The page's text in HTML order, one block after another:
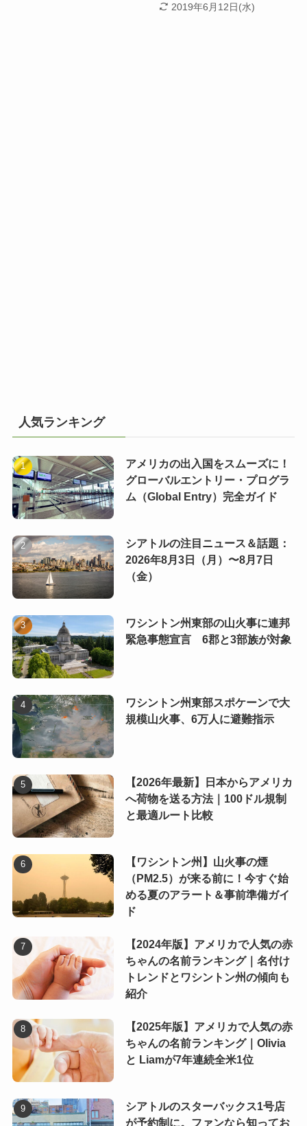
2019年6月12日(水)
人気ランキング
アメリカの出入国をスムーズに！
グローバルエントリー・プログラ
ム（Global Entry）完全ガイド
シアトルの注目ニュース＆話題：
2026年8月3日（月）〜8月7日
（金）
ワシントン州東部の山火事に連邦
緊急事態宣言 6郡と3部族が対象
ワシントン州東部スポケーンで大
規模山火事、6万人に避難指示
【2026年最新】日本からアメリカ
へ荷物を送る方法｜100ドル規制
と最適ルート比較
【ワシントン州】山火事の煙
（PM2.5）が来る前に！今すぐ始
める夏のアラート＆事前準備ガイ
ド
【2024年版】アメリカで人気の赤
ちゃんの名前ランキング｜名付け
トレンドとワシントン州の傾向も
紹介
【2025年版】アメリカで人気の赤
ちゃんの名前ランキング｜Olivia
と Liamが7年連続全米1位
シアトルのスターバックス1号店
が予約制に。ファンなら知ってお